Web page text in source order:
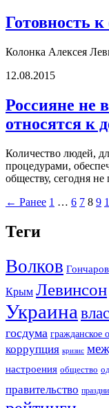
Готовность
Колонка Алексея
12.08.2015
Россияне не
относятся к
Количество людей,
процедурами,
обществу, сегодня
← Ранее 1 … 6 7 8 9
Теги
Волков Гончаров
Крым Левинсон
Украина
госдума гражданское
коррупция кризис
настроения общество
правительство